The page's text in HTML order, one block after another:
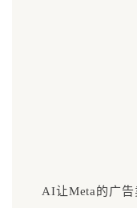
AI让Meta的广